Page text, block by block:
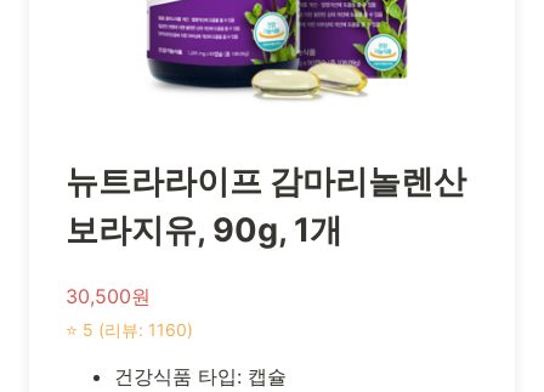
뉴트라라이프 감마리놀렌산
보라지유, 90g, 1개
30,500원
⭐ 5 (리뷰: 1160)
건강식품 타입: 캡슐